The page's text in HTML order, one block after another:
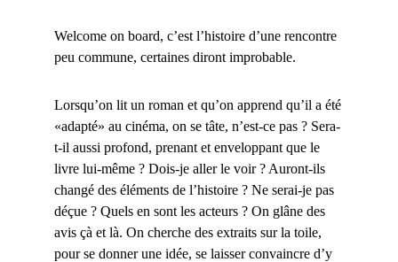
Welcome on board, c’est l’histoire d’une rencontre
peu commune, certaines diront improbable.
Lorsqu’on lit un roman et qu’on apprend qu’il a été
«adapté» au cinéma, on se tâte, n’est-ce pas ? Sera-
t-il aussi profond, prenant et enveloppant que le
livre lui-même ? Dois-je aller le voir ? Auront-ils
changé des éléments de l’histoire ? Ne serai-je pas
déçue ? Quels en sont les acteurs ? On glâne des
avis çà et là. On cherche des extraits sur la toile,
pour se donner une idée, se laisser convaincre d’y